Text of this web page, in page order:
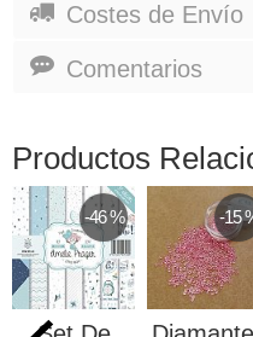
Costes de Envío
Comentarios
Productos
-46 % -15